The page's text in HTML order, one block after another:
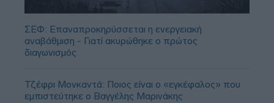
ΣΕΦ: Επαναπροκηρύσσεται η ενεργειακή
αναβάθμιση - Γιατί ακυρώθηκε ο πρώτος
διαγωνισμός
Τζέφρι Μονκαντά: Ποιος είναι ο «εγκέφαλος» που
εμπιστεύτηκε ο Βαγγέλης Μαρινάκης